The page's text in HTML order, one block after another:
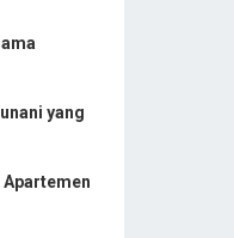
yang
Apartemen